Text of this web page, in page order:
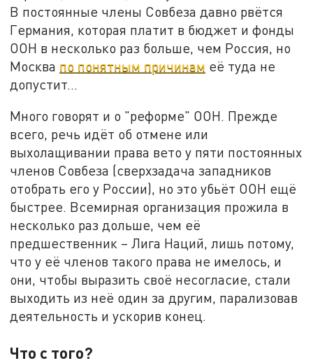
В постоянные члены Совбеза давно рвётся
Германия, которая платит в бюджет и фонды
ООН в несколько раз больше, чем Россия, но
Москва по понятным причинам её туда не
допустит…
Много говорят и о "реформе" ООН. Прежде
всего, речь идёт об отмене или
выхолащивании права вето у пяти постоянных
членов Совбеза (сверхзадача западников
отобрать его у России), но это убьёт ООН ещё
быстрее. Всемирная организация прожила в
несколько раз дольше, чем её
предшественник – Лига Наций, лишь потому,
что у её членов такого права не имелось, и
они, чтобы выразить своё несогласие, стали
выходить из неё один за другим, парализовав
деятельность и ускорив конец.
Что с того?